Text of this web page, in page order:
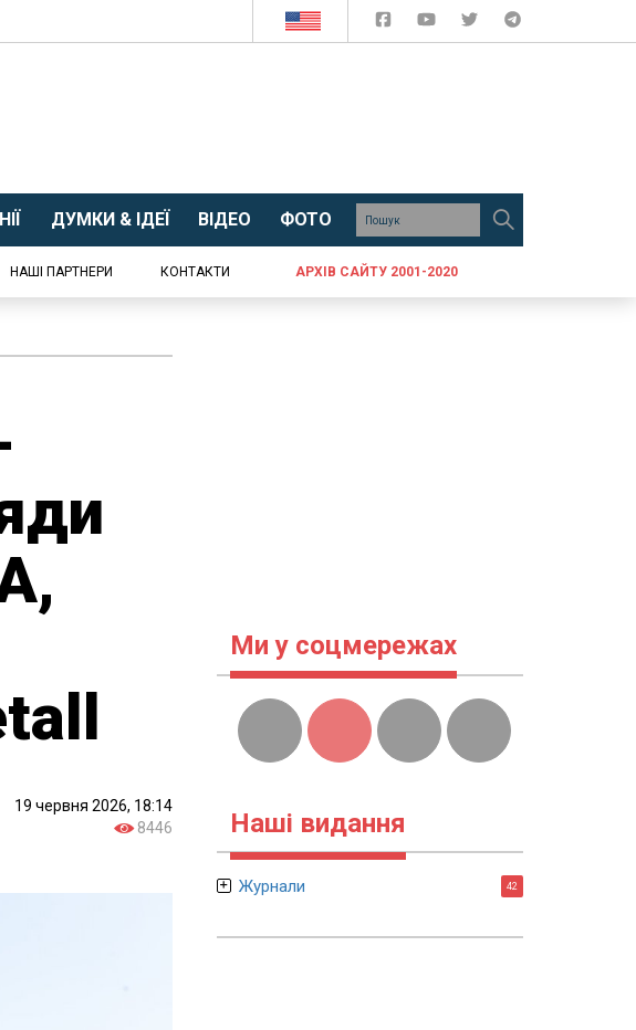
ДУМКИ & ІДЕЇ ВІДЕО ФОТО
НАШІ ПАРТНЕРИ КОНТАКТИ АРХІВ САЙТУ 2001-2020
19 червня 2026, 18:14
8446
Ми у соцмережах
Наші видання
Журнали 42